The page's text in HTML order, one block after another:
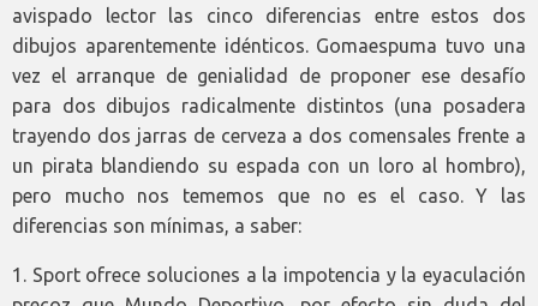
avispado lector las cinco diferencias entre estos dos
dibujos aparentemente idénticos. Gomaespuma tuvo una
vez el arranque de genialidad de proponer ese desafío
para dos dibujos radicalmente distintos (una posadera
trayendo dos jarras de cerveza a dos comensales frente a
un pirata blandiendo su espada con un loro al hombro),
pero mucho nos tememos que no es el caso. Y las
diferencias son mínimas, a saber:
1. Sport ofrece soluciones a la impotencia y la eyaculación